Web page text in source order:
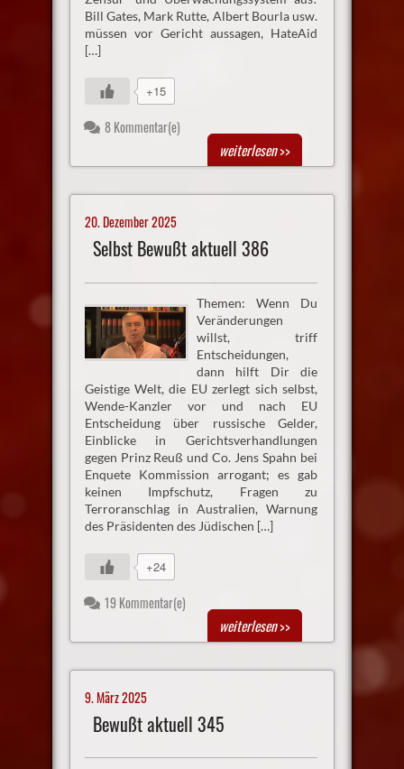
Bill Gates, Mark Rutte, Albert Bourla usw.
müssen vor Gericht aussagen, HateAid
[…]
+15
8 Kommentar(e)
weiterlesen>>
20. Dezember 2025
Selbst Bewußt aktuell 386
Themen: Wenn Du
Veränderungen
willst, triff
Entscheidungen,
dann hilft Dir die
Geistige Welt, die EU zerlegt sich selbst,
Wende-Kanzler vor und nach EU
Entscheidung über russische Gelder,
Einblicke in Gerichtsverhandlungen
gegen Prinz Reuß und Co. Jens Spahn bei
Enquete Kommission arrogant; es gab
keinen Impfschutz, Fragen zu
Terroranschlag in Australien, Warnung
des Präsidenten des Jüdischen […]
+24
19 Kommentar(e)
weiterlesen>>
9. März 2025
Bewußt aktuell 345